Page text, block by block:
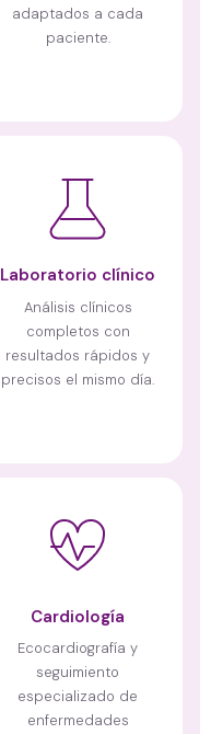
adaptados a cada
paciente.
Laboratorio clínico
Análisis clínicos
completos con
resultados rápidos y
precisos el mismo día.
Cardiología
Ecocardiografía y
seguimiento
especializado de
enfermedades